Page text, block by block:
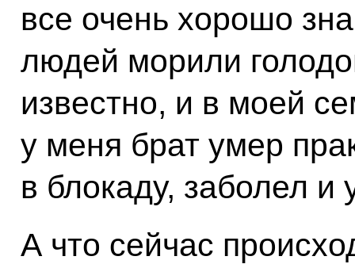
все очень хорошо
людей морили
известно, и в моей
у меня брат умер
в блокаду, заболел и
А что сейчас